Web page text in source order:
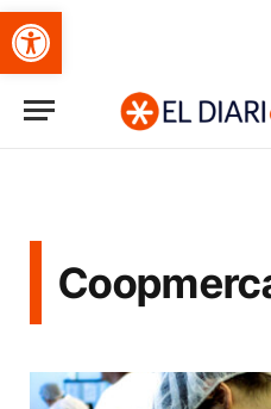
Obre la barra d'eines